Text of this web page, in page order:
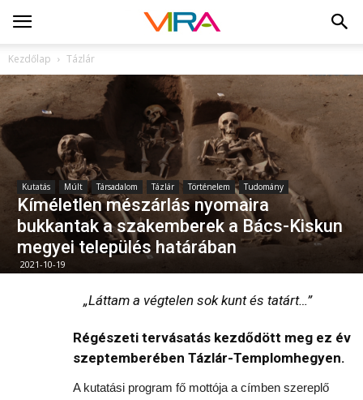
Kezdőlap Tázlár
Kutatás Múlt Társadalom Tázlár Történelem Tudomány
Kíméletlen mészárlás nyomaira
bukkantak a szakemberek a Bács-Kiskun
megyei település határában
2021-10-19
„Láttam a végtelen sok kunt és tatárt…”
Régészeti tervásatás kezdődött meg ez év
szeptemberében Tázlár-Templomhegyen.
A kutatási program fő mottója a címben szereplő